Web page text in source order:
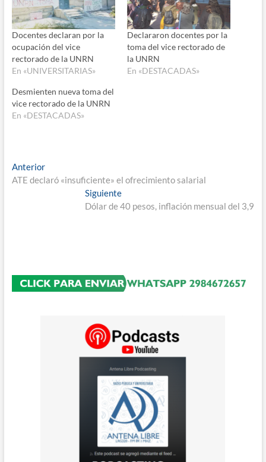
Docentes declaran por la
ocupación del vice
rectorado de la UNRN
En «UNIVERSITARIAS»
Declararon docentes por la
toma del vice rectorado de
la UNRN
En «DESTACADAS»
Desmienten nueva toma del
vice rectorado de la UNRN
En «DESTACADAS»
Navegación
de
AnteriorEntrada
anterior:
ATE declaró «insuficiente» el ofrecimiento salarial
SiguienteEntrada
siguiente:
Dólar de 40 pesos, inflación mensual del 3,9